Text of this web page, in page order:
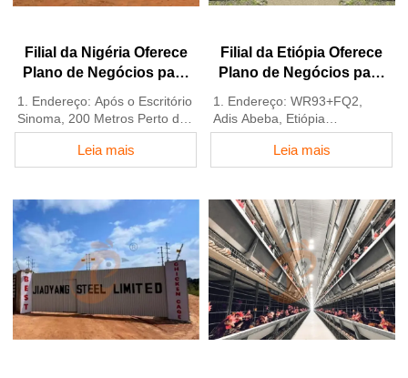
completas
NO.: +8618830120193
Filial da Nigéria Oferece
Plano de Negócios para
Equipamentos para
Avicultura
1. Endereço: Após o Escritório
Sinoma, 200 Metros Perto do
Posto de Combustível Danco,
Rodovia Lagos/Ibadan,
Estado de Lagos, Nigéria
para aviários e gaiolas para
aves e estoque à venda
3. Personalizado para aviários
nigerianos
4. Qualidade e design
baseados no padrão europeu
5. Atendimento online 24
horas Whatsapp NO.:
+8618830120193
Leia mais
Filial da Etiópia Oferece
Plano de Negócios para
Equipamentos para
Fazenda Avícola
1. Endereço: WR93+FQ2,
Adis Abeba, Etiópia
2. Estoque de gaiolas para
aves e equipamentos para
aviários à venda
etíopes
4. Qualidade e design
baseados no padrão europeu
5. Atendimento online 24
horas pelo WhatsApp NO.:
+8618830120193, entre em
contato para obter a lista de
preços
Leia mais